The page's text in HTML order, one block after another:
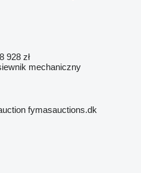
928 zł
mechaniczny
fymasauctions.dk